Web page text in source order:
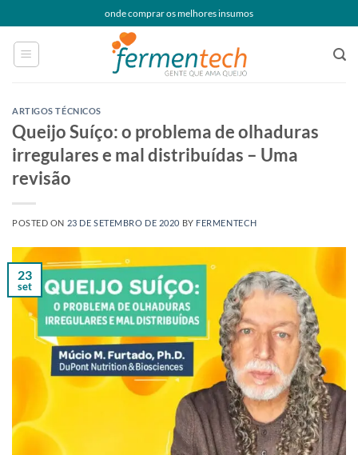
to
content
onde comprar os melhores insumos
ARTIGOS TÉCNICOS
Queijo Suíço: o problema de olhaduras
irregulares e mal distribuídas – Uma
revisão
POSTED ON 23 DE SETEMBRO DE 2020 BY FERMENTECH
23
set